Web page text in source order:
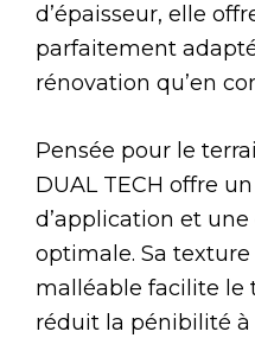
d’épaisseur, elle
parfaitement
rénovation qu’en
Pensée pour le
DUAL TECH offre
d’application et
optimale. Sa
malléable facilite le
réduit la pénibilité